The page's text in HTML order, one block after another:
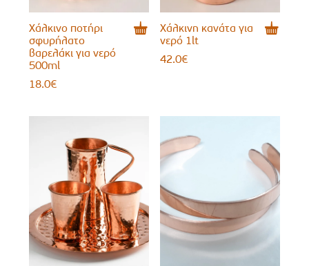
Χάλκινο ποτήρι
σφυρήλατο
βαρελάκι για νερό
500ml
18.0€
Χάλκινη κανάτα για
νερό 1lt
42.0€